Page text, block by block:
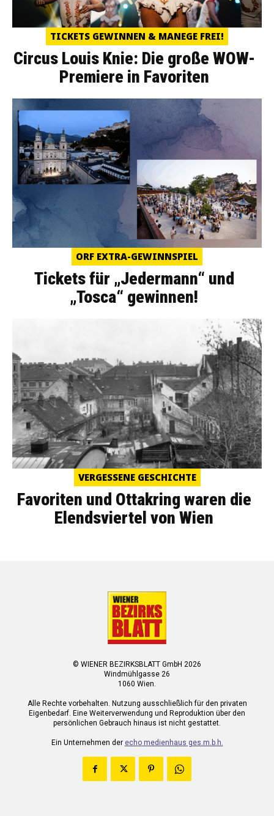
TICKETS GEWINNEN & MANEGE FREI!
Circus Louis Knie: Die große WOW-
Premiere in Favoriten
ORF EXTRA-GEWINNSPIEL
Tickets für „Jedermann“ und
„Tosca“ gewinnen!
VERGESSENE GESCHICHTE
Favoriten und Ottakring waren die
Elendsviertel von Wien
© WIENER BEZIRKSBLATT GmbH 2026
Windmühlgasse 26
1060 Wien.
Alle Rechte vorbehalten. Nutzung ausschließlich für den privaten
Eigenbedarf. Eine Weiterverwendung und Reproduktion über den
persönlichen Gebrauch hinaus ist nicht gestattet.
Ein Unternehmen der echo medienhaus ges.m.b.h.